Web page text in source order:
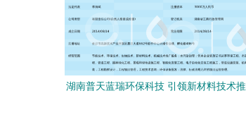
湖南普天蓝瑞环保科技 引领新材料技术推